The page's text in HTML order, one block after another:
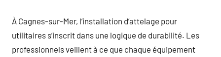
À Cagnes-sur-Mer, l’installation d’attelage pour
utilitaires s’inscrit dans une logique de durabilité. Les
professionnels veillent à ce que chaque équipement